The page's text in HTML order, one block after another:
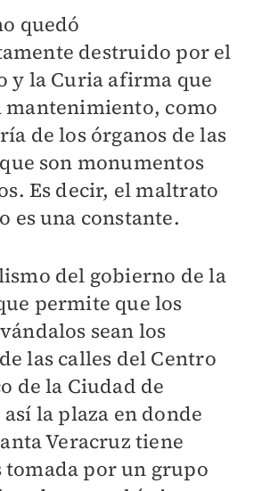
quedó
destruido por el
y la Curia afirma que
mantenimiento, como
de los órganos de las
son monumentos
Es decir, el maltrato
es una constante.
del gobierno de la
permite que los
sean los
las calles del Centro
de la Ciudad de
la plaza en donde
Veracruz tiene
tomada por un grupo